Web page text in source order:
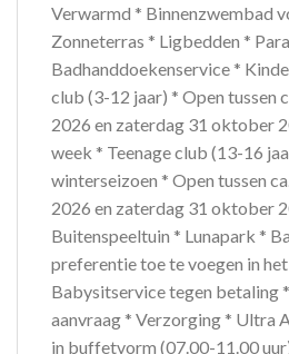
Verwarmd * Binnenzwembad
Zonneterras * Ligbedden *
Badhanddoekenservice *
club (3-12 jaar) * Open tussen
2026 en zaterdag 31 oktober
week * Teenage club (13-16
winterseizoen * Open tussen
2026 en zaterdag 31 oktober
Buitenspeeltuin * Lunapark *
preferentie toe te voegen in
Babysitservice tegen betaling
aanvraag * Verzorging * Ultra
in buffetvorm (07.00-11.00